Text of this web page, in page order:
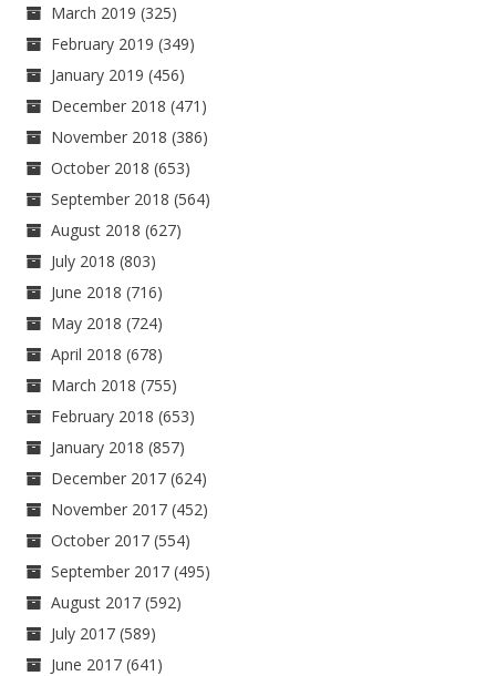
March 2019 (325)
February 2019 (349)
January 2019 (456)
December 2018 (471)
November 2018 (386)
October 2018 (653)
September 2018 (564)
August 2018 (627)
July 2018 (803)
June 2018 (716)
May 2018 (724)
April 2018 (678)
March 2018 (755)
February 2018 (653)
January 2018 (857)
December 2017 (624)
November 2017 (452)
October 2017 (554)
September 2017 (495)
August 2017 (592)
July 2017 (589)
June 2017 (641)